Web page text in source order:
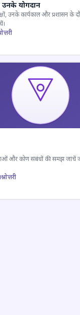
योगदान
उनके कार्यकाल और प्रशासन के
और कोण संबंधों की समझ जांचें जो